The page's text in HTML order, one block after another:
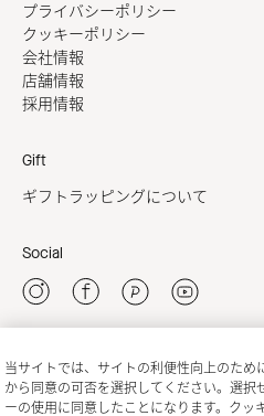
プライバシーポリシー
クッキーポリシー
会社情報
店舗情報
採用情報
Gift
ギフトラッピングについて
Social
新規会
当サイトでは、サイトの利便性向上のため
から同意の可否を選択してください。選
ーの使用に同意したことになります。クッ